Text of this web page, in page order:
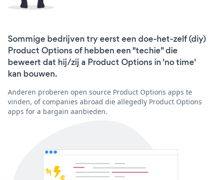
Sommige bedrijven try eerst een doe-het-zelf (diy)
Product Options of hebben een "techie" die
beweert dat hij/zij a Product Options in 'no time'
kan bouwen.
Anderen proberen open source Product Options apps te
vinden, of companies abroad die allegedly Product Options
apps for a bargain aanbieden.